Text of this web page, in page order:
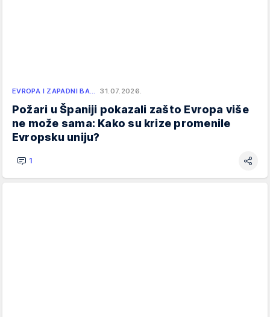
EVROPA I ZAPADNI BA… 31.07.2026.
Požari u Španiji pokazali zašto Evropa više
ne može sama: Kako su krize promenile
Evropsku uniju?
1